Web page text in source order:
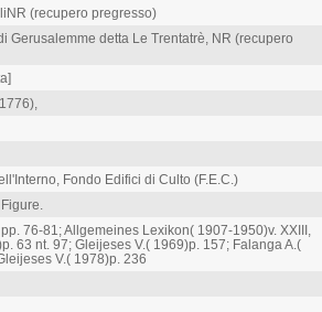
(recupero pregresso)
Gerusalemme detta Le Trentatrè, NR (recupero
Fondo Edifici di Culto (F.E.C.)
76-81; Allgemeines Lexikon( 1907-1950)v. XXIII,
63 nt. 97; Gleijeses V.( 1969)p. 157; Falanga A.(
V.( 1978)p. 236